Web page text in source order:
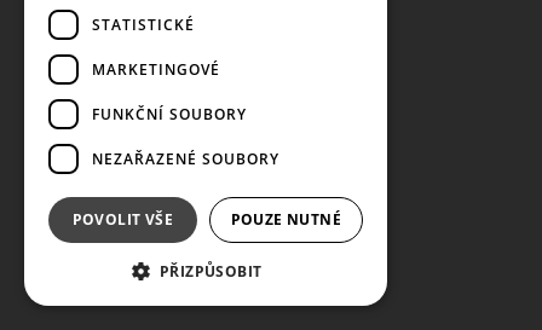
STATISTICKÉ
MARKETINGOVÉ
FUNKČNÍ SOUBORY
NEZAŘAZENÉ SOUBORY
POVOLIT VŠE POUZE NUTNÉ
PŘIZPŮSOBIT